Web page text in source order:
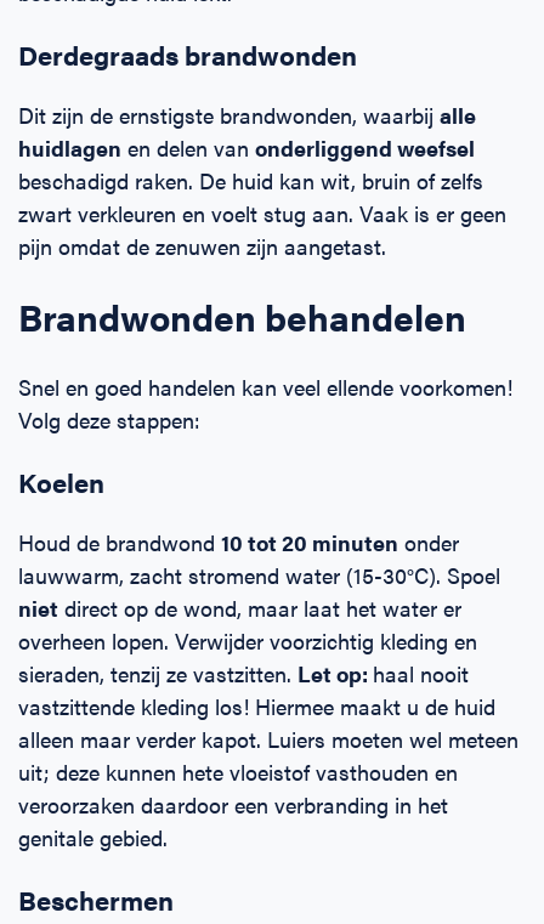
Derdegraads brandwonden
Dit zijn de ernstigste brandwonden, waarbij alle
huidlagen en delen van onderliggend weefsel
beschadigd raken. De huid kan wit, bruin of zelfs
zwart verkleuren en voelt stug aan. Vaak is er geen
pijn omdat de zenuwen zijn aangetast.
Brandwonden behandelen
Snel en goed handelen kan veel ellende voorkomen!
Volg deze stappen:
Koelen
Houd de brandwond 10 tot 20 minuten onder
lauwwarm, zacht stromend water (15-30°C). Spoel
niet direct op de wond, maar laat het water er
overheen lopen. Verwijder voorzichtig kleding en
sieraden, tenzij ze vastzitten. Let op: haal nooit
vastzittende kleding los! Hiermee maakt u de huid
alleen maar verder kapot. Luiers moeten wel meteen
uit; deze kunnen hete vloeistof vasthouden en
veroorzaken daardoor een verbranding in het
genitale gebied.
Beschermen